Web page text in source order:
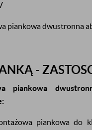
piankowa dwustronna
-
piankowa
piankowa do